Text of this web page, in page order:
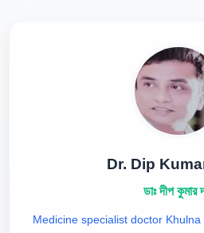
Dr. Dip
ডাঃ দীপ কুমার
Medicine specialist doctor